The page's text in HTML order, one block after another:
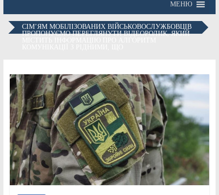
МЕНЮ
СІМ’ЯМ МОБІЛІЗОВАНИХ ВІЙСЬКОВОСЛУЖБОВЦІВ
ПРОПОНУЄМО ПЕРЕГЛЯНУТИ ВІДЕОРОЛИК, ЯКИЙ